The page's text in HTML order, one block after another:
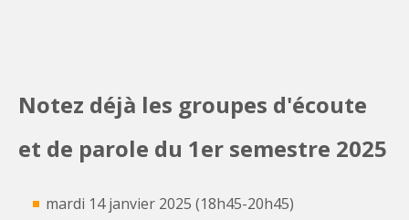
Notez déjà les groupes d'écoute
et de parole du 1er semestre 2025
mardi 14 janvier 2025 (18h45-20h45)